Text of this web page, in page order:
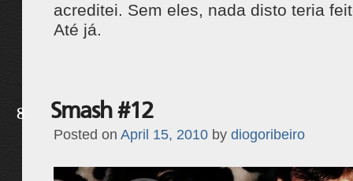
acreditei. Sem eles, nada disto teria
Até já.
8 Smash #12
Posted on April 15, 2010 by diogoribeiro